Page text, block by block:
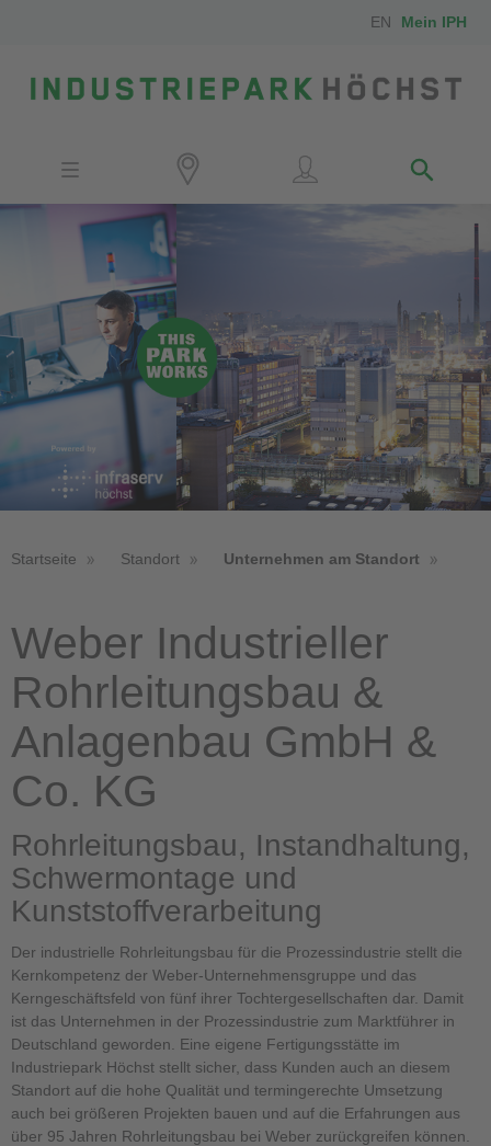
EN Mein IPH
IPH-Mitarbeiter
Kontakt
Anfahrt
Startseite Standort Unternehmen am Standort
Weber Industrieller
Rohrleitungsbau &
Anlagenbau GmbH &
Co. KG
Rohrleitungsbau, Instandhaltung,
Schwermontage und
Kunststoffverarbeitung
Der industrielle Rohrleitungsbau für die Prozessindustrie stellt die
Kernkompetenz der Weber-Unternehmensgruppe und das
Kerngeschäftsfeld von fünf ihrer Tochtergesellschaften dar. Damit
ist das Unternehmen in der Prozessindustrie zum Marktführer in
Deutschland geworden. Eine eigene Fertigungsstätte im
Industriepark Höchst stellt sicher, dass Kunden auch an diesem
Standort auf die hohe Qualität und termingerechte Umsetzung
auch bei größeren Projekten bauen und auf die Erfahrungen aus
über 95 Jahren Rohrleitungsbau bei Weber zurückgreifen können.